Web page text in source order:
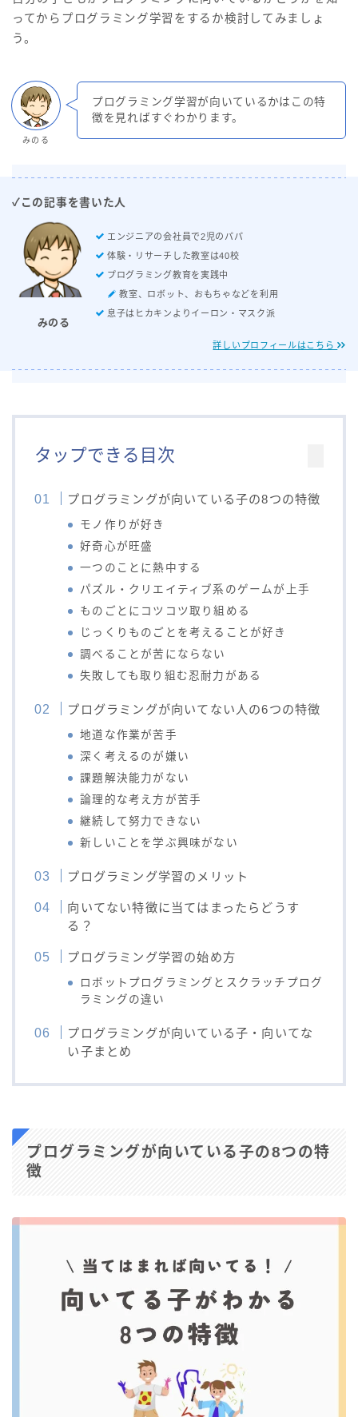
ってからプログラミング学習をするか検討してみましょ
う。
みのる
プログラミング学習が向いているかはこの特
徴を見ればすぐわかります。
✓この記事を書いた人
みのる
エンジニアの会社員で2児のパパ
体験・リサーチした教室は40校
プログラミング教育を実践中
教室、ロボット、おもちゃなどを利用
息子はヒカキンよりイーロン・マスク派
詳しいプロフィールはこちら
タップできる目次
プログラミングが向いている子の8つの特徴
モノ作りが好き
好奇心が旺盛
一つのことに熱中する
パズル・クリエイティブ系のゲームが上手
ものごとにコツコツ取り組める
じっくりものごとを考えることが好き
調べることが苦にならない
失敗しても取り組む忍耐力がある
プログラミングが向いてない人の6つの特徴
地道な作業が苦手
深く考えるのが嫌い
課題解決能力がない
論理的な考え方が苦手
継続して努力できない
新しいことを学ぶ興味がない
プログラミング学習のメリット
向いてない特徴に当てはまったらどうす
る？
プログラミング学習の始め方
ロボットプログラミングとスクラッチプログ
ラミングの違い
プログラミングが向いている子・向いてな
い子まとめ
プログラミングが向いている子の8つの特
徴